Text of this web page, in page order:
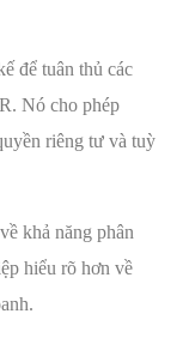
để tuân thủ các
Nó cho phép
riêng tư và tuỳ
khả năng phân
hiểu rõ hơn về